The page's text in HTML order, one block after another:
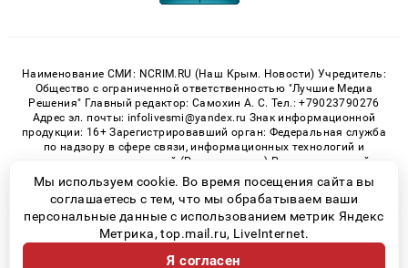
Наименование СМИ: NCRIM.RU (Наш Крым. Новости) Учредитель:
Общество с ограниченной ответственностью "Лучшие Медиа
Решения" Главный редактор: Самохин А. С. Тел.: +79023790276
Адрес эл. почты: infolivesmi@yandex.ru Знак информационной
продукции: 16+ Зарегистрировавший орган: Федеральная служба
по надзору в сфере связи, информационных технологий и
массовых коммуникаций (Роскомнадзор) Регистрационный
номер СМИ ЭЛ № ФС 77 - 81150 от 02.06.2021
© 2026 «nCrim.ru» | Все права защищены
Возрастная категория сайта 16+
Мы используем cookie. Во время посещения сайта вы
соглашаетесь с тем, что мы обрабатываем ваши
персональные данные с использованием метрик Яндекс
Метрика, top.mail.ru, LiveInternet.
Я согласен